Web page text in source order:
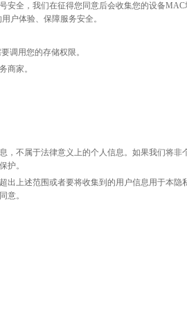
安全，我们在征得您同意后会收集您的设备MAC
户体验、保障服务安全。
调用您的存储权限。
商家。
不属于法律意义上的个人信息。如果我们将非
护。
上述范围或者要将收集到的用户信息用于本
意。